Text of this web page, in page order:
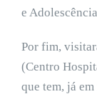
e
Por fim,
(Centro
que tem, já